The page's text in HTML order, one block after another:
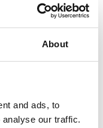
About
and ads, to
our traffic.
ruch
udržitelné
Umožní
až přes
také
a služby v